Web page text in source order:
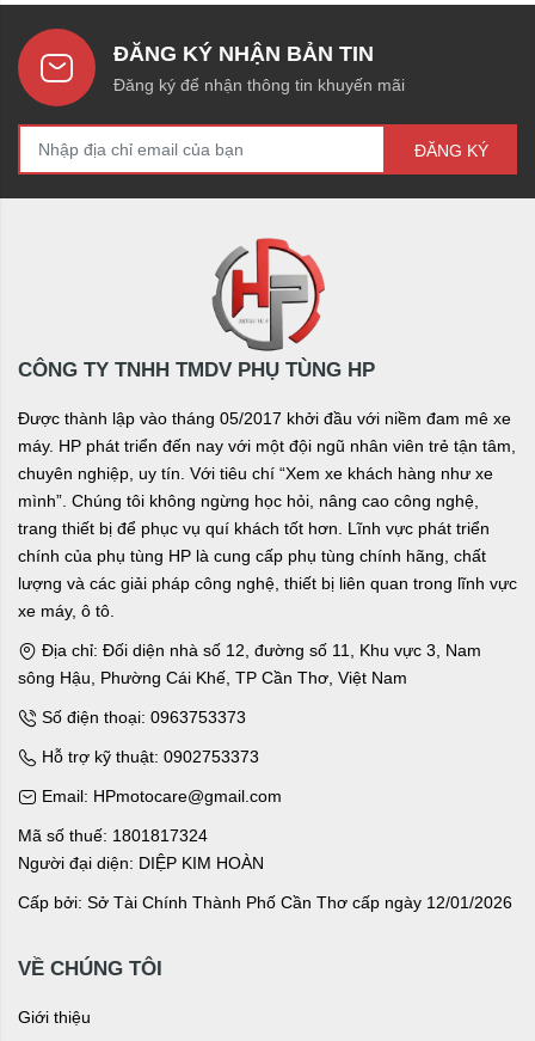
ĐĂNG KÝ NHẬN BẢN TIN
Đăng ký để nhận thông tin khuyến mãi
ĐĂNG KÝ
CÔNG TY TNHH TMDV PHỤ TÙNG HP
Được thành lập vào tháng 05/2017 khởi đầu với niềm đam mê xe
máy. HP phát triển đến nay với một đội ngũ nhân viên trẻ tận tâm,
chuyên nghiệp, uy tín. Với tiêu chí “Xem xe khách hàng như xe
mình”. Chúng tôi không ngừng học hỏi, nâng cao công nghệ,
trang thiết bị để phục vụ quí khách tốt hơn. Lĩnh vực phát triển
chính của phụ tùng HP là cung cấp phụ tùng chính hãng, chất
lượng và các giải pháp công nghệ, thiết bị liên quan trong lĩnh vực
xe máy, ô tô.
Địa chỉ: Đối diện nhà số 12, đường số 11, Khu vực 3, Nam
sông Hậu, Phường Cái Khế, TP Cần Thơ, Việt Nam
Số điện thoại: 0963753373
Hỗ trợ kỹ thuật: 0902753373
Email: HPmotocare@gmail.com
Mã số thuế: 1801817324
Người đại diện: DIỆP KIM HOÀN
Cấp bởi: Sở Tài Chính Thành Phố Cần Thơ cấp ngày 12/01/2026
VỀ CHÚNG TÔI
Giới thiệu